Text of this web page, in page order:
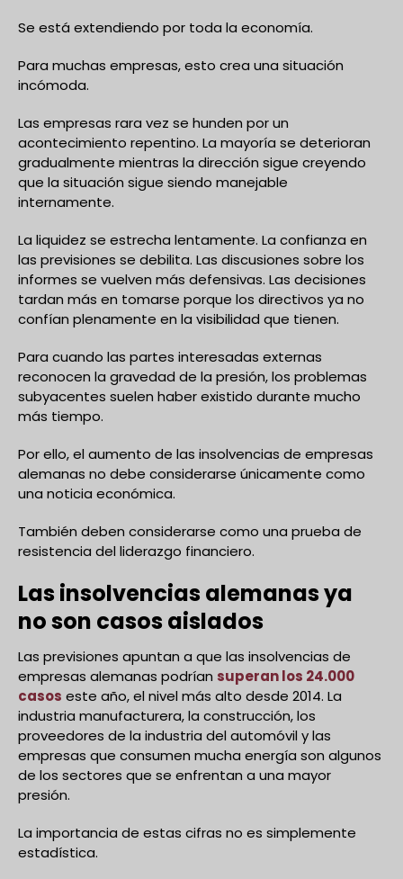
Se está extendiendo por toda la economía.
Para muchas empresas, esto crea una situación
incómoda.
Las empresas rara vez se hunden por un
acontecimiento repentino. La mayoría se deterioran
gradualmente mientras la dirección sigue creyendo
que la situación sigue siendo manejable
internamente.
La liquidez se estrecha lentamente. La confianza en
las previsiones se debilita. Las discusiones sobre los
informes se vuelven más defensivas. Las decisiones
tardan más en tomarse porque los directivos ya no
confían plenamente en la visibilidad que tienen.
Para cuando las partes interesadas externas
reconocen la gravedad de la presión, los problemas
subyacentes suelen haber existido durante mucho
más tiempo.
Por ello, el aumento de las insolvencias de empresas
alemanas no debe considerarse únicamente como
una noticia económica.
También deben considerarse como una prueba de
resistencia del liderazgo financiero.
Las insolvencias alemanas ya
no son casos aislados
Las previsiones apuntan a que las insolvencias de
empresas alemanas podrían superan los 24.000
casos este año, el nivel más alto desde 2014. La
industria manufacturera, la construcción, los
proveedores de la industria del automóvil y las
empresas que consumen mucha energía son algunos
de los sectores que se enfrentan a una mayor
presión.
La importancia de estas cifras no es simplemente
estadística.